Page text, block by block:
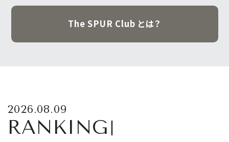
The SPUR Club とは？
2026.08.09
RANKING